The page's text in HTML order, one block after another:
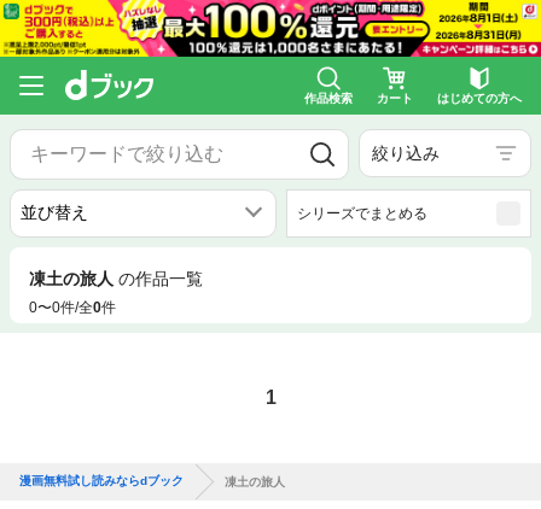
作品検索 カート はじめての方へ
絞り込み
シリーズでまとめる
凍土の旅人 の作品一覧
0〜0件/全0件
1
漫画無料試し読みならdブック 凍土の旅人